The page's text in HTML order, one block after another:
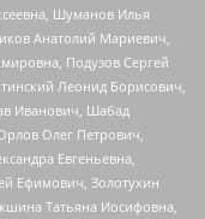
Шуманов Илья
Анатолий Мариевич,
Подузов Сергей
Леонид Борисович,
Иванович, Шабад
Олег Петрович,
Евгеньевна,
Ефимович, Золотухин
Татьяна Иосифовна,